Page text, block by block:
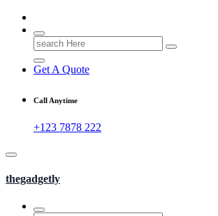
Search
for:
Get A Quote
Call Anytime
+123 7878 222
thegadgetly